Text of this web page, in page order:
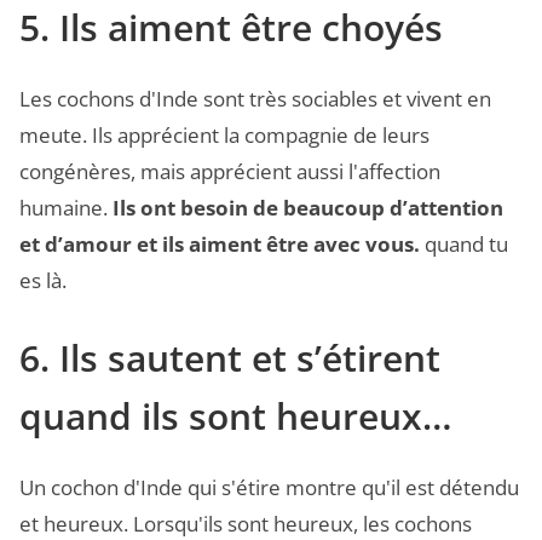
5. Ils aiment être choyés
Les cochons d'Inde sont très sociables et vivent en
meute. Ils apprécient la compagnie de leurs
congénères, mais apprécient aussi l'affection
humaine. Ils ont besoin de beaucoup d’attention
et d’amour et ils aiment être avec vous. quand tu
es là.
6. Ils sautent et s’étirent
quand ils sont heureux…
Un cochon d'Inde qui s'étire montre qu'il est détendu
et heureux. Lorsqu'ils sont heureux, les cochons